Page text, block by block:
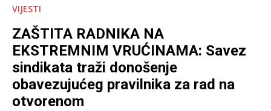
VIJESTI
ZAŠTITA RADNIKA NA
EKSTREMNIM VRUĆINAMA: Savez
sindikata traži donošenje
obavezujućeg pravilnika za rad na
otvorenom